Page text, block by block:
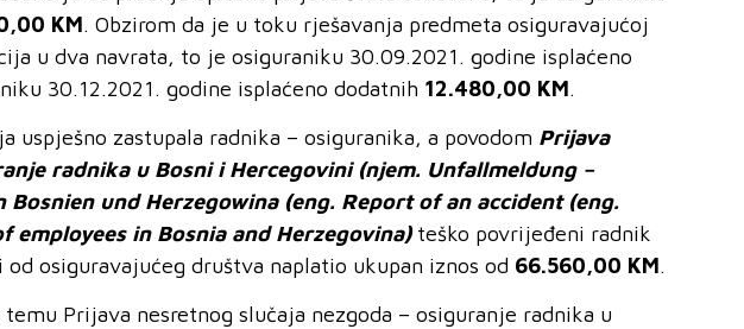
KM. Obzirom da je u toku rješavanja predmeta osiguravajućoj
u dva navrata, to je osiguraniku 30.09.2021. godine isplaćeno
30.12.2021. godine isplaćeno dodatnih 12.480,00 KM.
uspješno zastupala radnika – osiguranika, a povodom Prijava
radnika u Bosni i Hercegovini (njem. Unfallmeldung –
und Herzegowina (eng. Report of an accident (eng.
employees in Bosnia and Herzegovina)teško povrijeđeni radnik
osiguravajućeg društva naplatio ukupan iznos od 66.560,00 KM.
Prijava nesretnog slučaja nezgoda – osiguranje radnika u